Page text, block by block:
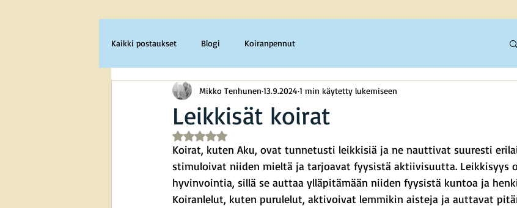
Kaikki postaukset Blogi Koiranpennut
Leikkisät koirat
Mikko Tenhunen 13.9.2024 1 min käytetty lukemiseen
Arvostelun tähtimäärä: epäluku/5
Koirat, kuten Aku, ovat tunnetusti leikkisiä ja ne nauttivat suuresti
stimuloivat niiden mieltä ja tarjoavat fyysistä aktiivisuutta. Leikkisyys
hyvinvointia, sillä se auttaa ylläpitämään niiden fyysistä kuntoa ja
Koiranlelut, kuten purulelut, aktivoivat lemmikin aisteja ja auttavat